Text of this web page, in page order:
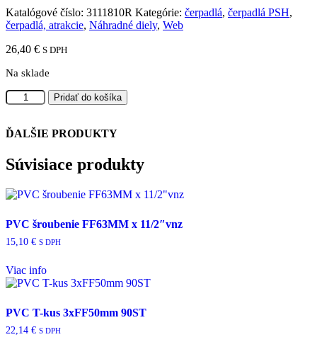
Katalógové číslo: 3111810R Kategórie: čerpadlá, čerpadlá PSH,
čerpadlá, atrakcie, Náhradné diely, Web
26,40 € S DPH
Na sklade
množstvo
čerp.MICRO
obežné
Pridať do košíka
ĎALŠIE PRODUKTY
Súvisiace produkty
PVC šroubenie FF63MM x 11/2″vnz
15,10 € S DPH
Viac info
PVC T-kus 3xFF50mm 90ST
22,14 € S DPH